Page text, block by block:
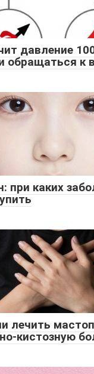
давление
обращаться к
при каких
лечить
кистозную